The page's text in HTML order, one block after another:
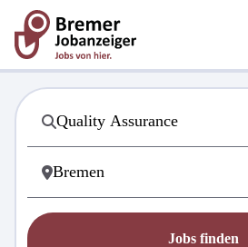
Jobs finden